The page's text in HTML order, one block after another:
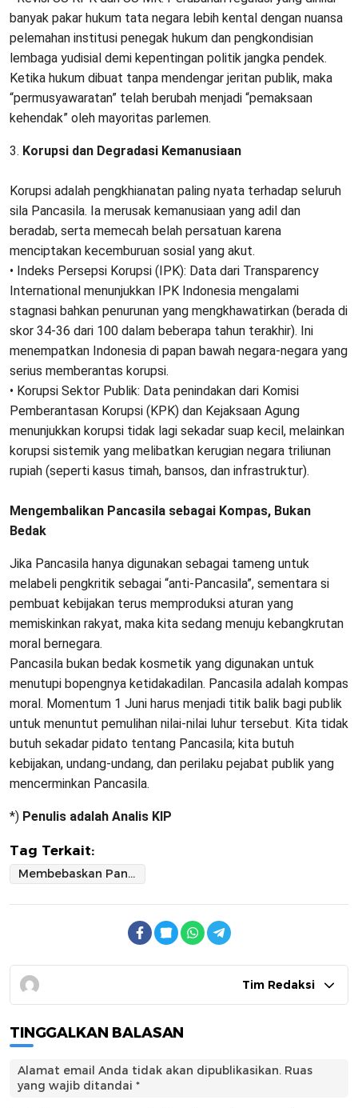
banyak pakar hukum tata negara lebih kental dengan nuansa
pelemahan institusi penegak hukum dan pengkondisian
lembaga yudisial demi kepentingan politik jangka pendek.
​Ketika hukum dibuat tanpa mendengar jeritan publik, maka
“permusyawaratan” telah berubah menjadi “pemaksaan
kehendak” oleh mayoritas parlemen.
​3. Korupsi dan Degradasi Kemanusiaan
Korupsi adalah pengkhianatan paling nyata terhadap seluruh
sila Pancasila. Ia merusak kemanusiaan yang adil dan
beradab, serta memecah belah persatuan karena
menciptakan kecemburuan sosial yang akut.
• ​Indeks Persepsi Korupsi (IPK): Data dari Transparency
International menunjukkan IPK Indonesia mengalami
stagnasi bahkan penurunan yang mengkhawatirkan (berada di
skor 34-36 dari 100 dalam beberapa tahun terakhir). Ini
menempatkan Indonesia di papan bawah negara-negara yang
serius memberantas korupsi.
• ​Korupsi Sektor Publik: Data penindakan dari Komisi
Pemberantasan Korupsi (KPK) dan Kejaksaan Agung
menunjukkan korupsi tidak lagi sekadar suap kecil, melainkan
korupsi sistemik yang melibatkan kerugian negara triliunan
rupiah (seperti kasus timah, bansos, dan infrastruktur).
Mengembalikan Pancasila sebagai Kompas, Bukan
Bedak
​Jika Pancasila hanya digunakan sebagai tameng untuk
melabeli pengkritik sebagai “anti-Pancasila”, sementara si
pembuat kebijakan terus memproduksi aturan yang
memiskinkan rakyat, maka kita sedang menuju kebangkrutan
moral bernegara.
​Pancasila bukan bedak kosmetik yang digunakan untuk
menutupi bopengnya ketidakadilan. Pancasila adalah kompas
moral. Momentum 1 Juni harus menjadi titik balik bagi publik
untuk menuntut pemulihan nilai-nilai luhur tersebut. Kita tidak
butuh sekadar pidato tentang Pancasila; kita butuh
kebijakan, undang-undang, dan perilaku pejabat publik yang
mencerminkan Pancasila.
*) Penulis adalah Analis KIP
Tag Terkait:
Membebaskan Pancasila dari Belenggu Kosmetik Kebijakan
Tim Redaksi
TINGGALKAN BALASAN
Alamat email Anda tidak akan dipublikasikan. Ruas
yang wajib ditandai *